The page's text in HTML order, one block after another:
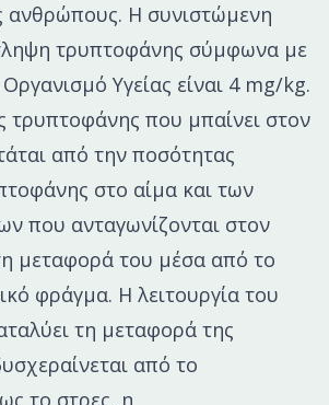
ανθρώπους. Η συνιστώμενη
τρυπτοφάνης σύμφωνα με
Υγείας είναι 4 mg/kg.
τρυπτοφάνης που μπαίνει στον
από την ποσότητας
στο αίμα και των
που ανταγωνίζονται στον
μεταφορά του μέσα από το
φράγμα. Η λειτουργία του
τη μεταφορά της
από το
το στρες, η